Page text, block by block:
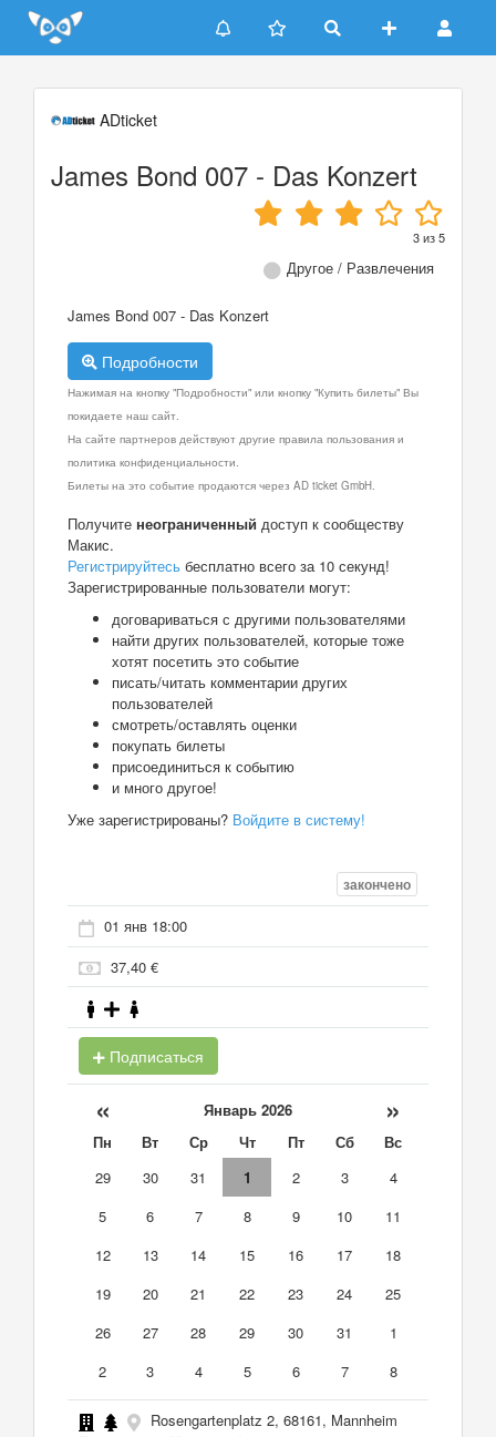
Update cookies preferences
ADticket
James Bond 007 - Das Konzert
3из5
Другое / Развлечения
James Bond 007 - Das Konzert
Подробности
Нажимая на кнопку "Подробности" или кнопку "Купить билеты" Вы
покидаете наш сайт.
На сайте партнеров действуют другие правила пользования и
политика конфиденциальности.
Билеты на это событие продаются через AD ticket GmbH.
Получите неограниченный доступ к сообществу
Макис.
Регистрируйтесь бесплатно всего за 10 секунд!
Зарегистрированные пользователи могут:
договариваться с другими пользователями
найти других пользователей, которые тоже
хотят посетить это событие
писать/читать комментарии других
пользователей
смотреть/оставлять оценки
покупать билеты
присоединиться к событию
и много другое!
Уже зарегистрированы? Войдите в систему!
закончено
01 янв 18:00
37,40 €
Подписаться
« Январь 2026 »
Пн Вт Ср Чт Пт Сб
Вс
29
30 31 1 2 3
4
5
6 7 8 9 10
11
12
13 14 15 16 17
18
19
20 21 22 23 24
25
26
27 28 29 30 31
1
2
3 4 5 6 7 8
Rosengartenplatz 2, 68161, Mannheim